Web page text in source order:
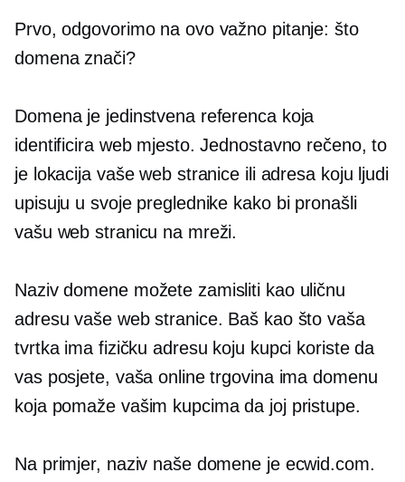
Prvo, odgovorimo na ovo važno pitanje: što
domena znači?
Domena je jedinstvena referenca koja
identificira web mjesto. Jednostavno rečeno, to
je lokacija vaše web stranice ili adresa koju ljudi
upisuju u svoje preglednike kako bi pronašli
vašu web stranicu na mreži.
Naziv domene možete zamisliti kao uličnu
adresu vaše web stranice. Baš kao što vaša
tvrtka ima fizičku adresu koju kupci koriste da
vas posjete, vaša online trgovina ima domenu
koja pomaže vašim kupcima da joj pristupe.
Na primjer, naziv naše domene je ecwid.com.